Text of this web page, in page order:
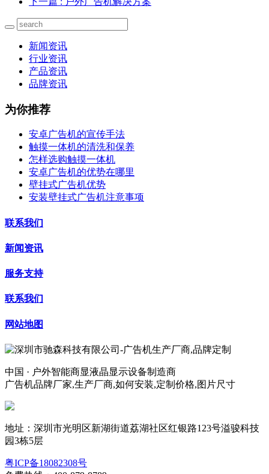
新闻资讯
行业资讯
产品资讯
品牌资讯
为你推荐
安卓广告机的宣传手法
触摸一体机的清洗和保养
怎样选购触摸一体机
安卓广告机的优势在哪里
壁挂式广告机优势
安装壁挂式广告机注意事项
联系我们
新闻资讯
服务支持
联系我们
网站地图
中国 · 户外智能商显液晶显示设备制造商
广告机品牌厂家,生产厂商,如何安装,定制价格,图片尺寸
地址：深圳市光明区新湖街道荔湖社区红银路123号溢骏科技
园3栋5层
粤ICP备18082308号